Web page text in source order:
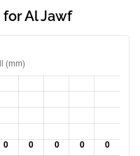
for Al Jawf